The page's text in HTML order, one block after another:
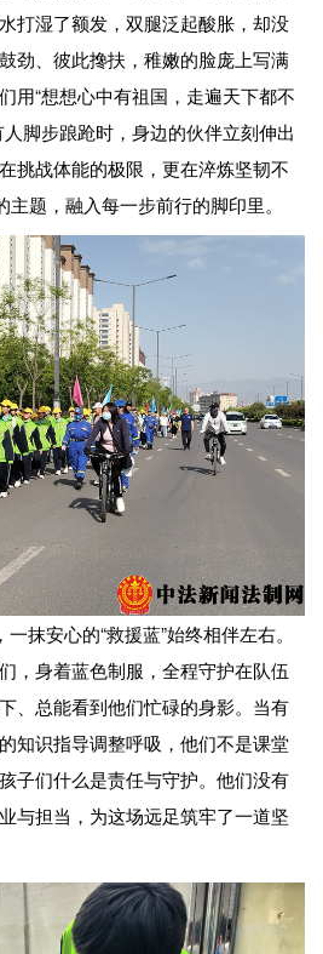
打湿了额发，双腿泛起酸胀，却没
劲、彼此搀扶，稚嫩的脸庞上写满
用“想想心中有祖国，走遍天下都不
脚步踉跄时，身边的伙伴立刻伸出
挑战体能的极限，更在淬炼坚韧不
主题，融入每一步前行的脚印里。
抹安心的“救援蓝”始终相伴左右。
，身着蓝色制服，全程守护在队伍
、总能看到他们忙碌的身影。当有
知识指导调整呼吸，他们不是课堂
子们什么是责任与守护。他们没有
与担当，为这场远足筑牢了一道坚